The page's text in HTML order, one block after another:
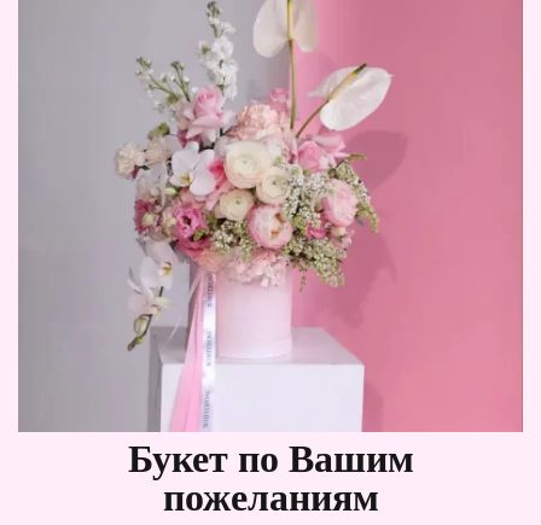
Букет по Вашим
пожеланиям